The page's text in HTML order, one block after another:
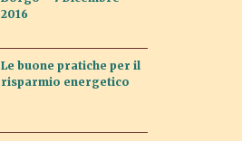
2016
Le buone pratiche per il
risparmio energetico